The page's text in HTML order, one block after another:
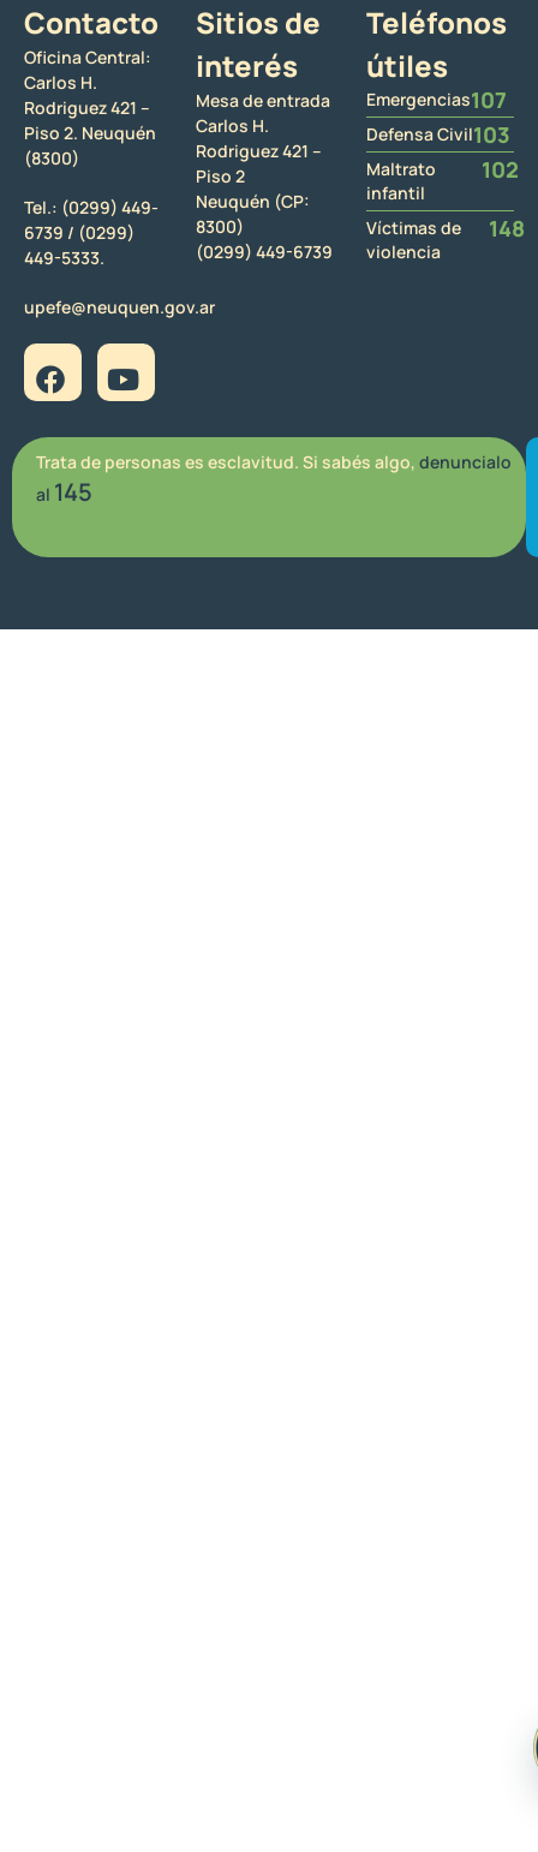
Contacto
Oficina Central:
Carlos H.
Rodriguez 421 –
Piso 2. Neuquén
(8300)
Tel.: (0299) 449-
6739 / (0299)
449-5333.
upefe@neuquen.gov.ar
Sitios de
interés
Mesa de entrada
Carlos H.
Rodriguez 421 –
Piso 2
Neuquén (CP:
8300)
(0299) 449-6739
Teléfonos
útiles
Emergencias107
Defensa Civil103
Maltrato
infantil
102
Víctimas de
violencia
148
Trata de personas es esclavitud. Si sabés algo, denuncialo
al 145